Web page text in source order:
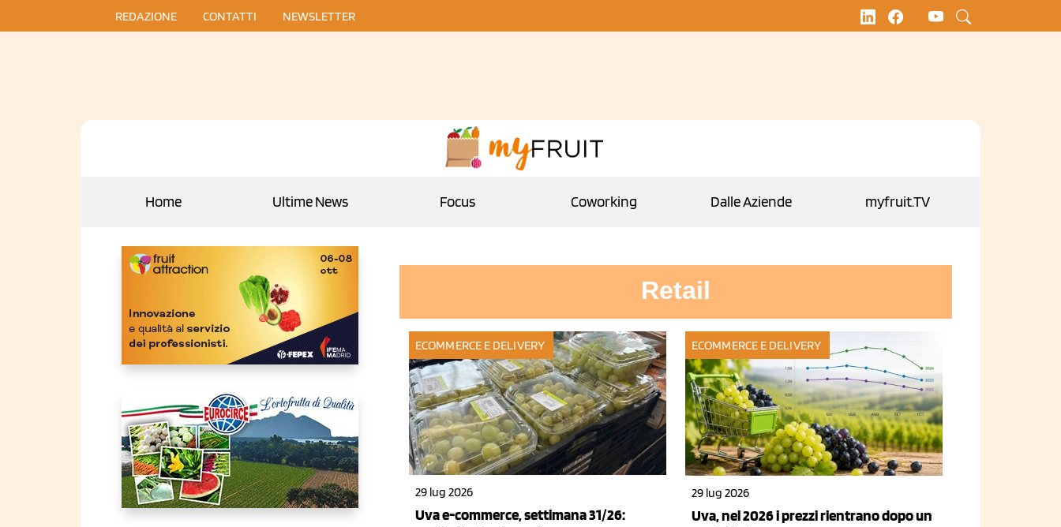
REDAZIONE CONTATTI NEWSLETTER
Home Ultime News Focus Coworking Dalle Aziende myfruit.TV
Retail
ECOMMERCE E DELIVERY
29 lug 2026
Uva e-commerce, settimana 31/26:
ECOMMERCE E DELIVERY
29 lug 2026
Uva, nel 2026 i prezzi rientrano dopo un